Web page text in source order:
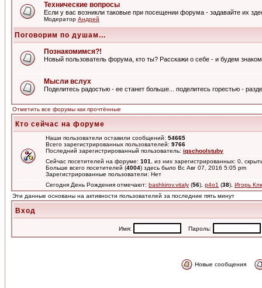
Технические вопросы
Если у вас возникли таковые при посещении форума - задавайте их
Модератор Андрей
Поговорим по душам...
Познакомимся?!
Новый пользователь форума, кто ты? Расскажи о себе - и будем
Мысли вслух
Поделитесь радостью - ее станет больше... поделитесь горестью -
Отметить все форумы как прочтённые
Кто сейчас на форуме
Наши пользователи оставили сообщений: 54665
Всего зарегистрированных пользователей: 9766
Последний зарегистрированный пользователь: iqschoolstuby
Сейчас посетителей на форуме: 101
, из них зарегистрированных: 0,
Больше всего посетителей (4004) здесь было Вс Авг 07, 2016 5:05 pm
Зарегистрированные пользователи: Нет
Сегодня День Рождения отмечают: bashkirov.vitaly (56), p4o1 (38), Игорь
Эти данные основаны на активности пользователей за последние пять минут
Вход
Имя: Пароль:
Новые сообщения